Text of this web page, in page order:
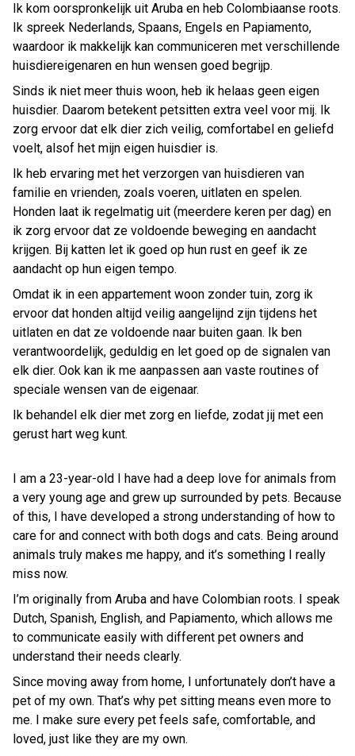
Ik kom oorspronkelijk uit Aruba en heb Colombiaanse roots.
Ik spreek Nederlands, Spaans, Engels en Papiamento,
waardoor ik makkelijk kan communiceren met verschillende
huisdiereigenaren en hun wensen goed begrijp.
Sinds ik niet meer thuis woon, heb ik helaas geen eigen
huisdier. Daarom betekent petsitten extra veel voor mij. Ik
zorg ervoor dat elk dier zich veilig, comfortabel en geliefd
voelt, alsof het mijn eigen huisdier is.
Ik heb ervaring met het verzorgen van huisdieren van
familie en vrienden, zoals voeren, uitlaten en spelen.
Honden laat ik regelmatig uit (meerdere keren per dag) en
ik zorg ervoor dat ze voldoende beweging en aandacht
krijgen. Bij katten let ik goed op hun rust en geef ik ze
aandacht op hun eigen tempo.
Omdat ik in een appartement woon zonder tuin, zorg ik
ervoor dat honden altijd veilig aangelijnd zijn tijdens het
uitlaten en dat ze voldoende naar buiten gaan. Ik ben
verantwoordelijk, geduldig en let goed op de signalen van
elk dier. Ook kan ik me aanpassen aan vaste routines of
speciale wensen van de eigenaar.
Ik behandel elk dier met zorg en liefde, zodat jij met een
gerust hart weg kunt.
I am a 23-year-old I have had a deep love for animals from
a very young age and grew up surrounded by pets. Because
of this, I have developed a strong understanding of how to
care for and connect with both dogs and cats. Being around
animals truly makes me happy, and it’s something I really
miss now.
I’m originally from Aruba and have Colombian roots. I speak
Dutch, Spanish, English, and Papiamento, which allows me
to communicate easily with different pet owners and
understand their needs clearly.
Since moving away from home, I unfortunately don’t have a
pet of my own. That’s why pet sitting means even more to
me. I make sure every pet feels safe, comfortable, and
loved, just like they are my own.